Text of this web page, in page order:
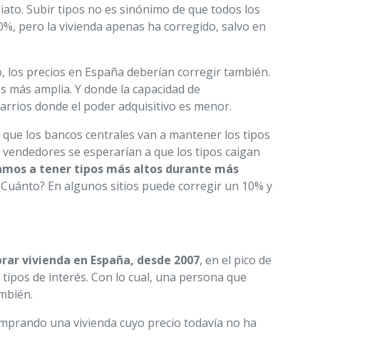
Subir tipos no es sinónimo de que todos los
pero la vivienda apenas ha corregido, salvo en
los precios en España deberían corregir también.
amplia. Y donde la capacidad de
donde el poder adquisitivo es menor.
los bancos centrales van a mantener los tipos
se esperarían a que los tipos caigan
a tener tipos más altos durante más
En algunos sitios puede corregir un 10% y
vivienda en España, desde 2007, en el pico de
de interés. Con lo cual, una persona que
una vivienda cuyo precio todavía no ha